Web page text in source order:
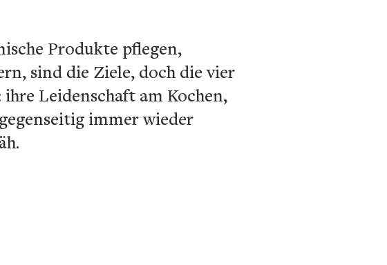
Produkte pflegen,
sind die Ziele, doch die vier
Leidenschaft am Kochen,
immer wieder